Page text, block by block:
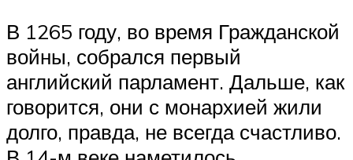
В 1265 году, во время Гражданской
войны, собрался первый
английский парламент. Дальше, как
говорится, они с монархией жили
долго, правда, не всегда счастливо.